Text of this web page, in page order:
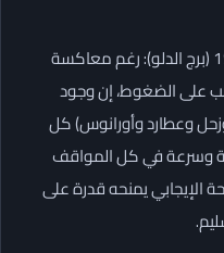
مدافع: محمد الشيبي/ 21 يناير 1993 (برج الدلو): رغم معاكسة
على الضغوط، إن وجود
وعطارد وأورانوس) كل
وسرعة في كل المواقف
الإيجابي يمنحه قدرة على